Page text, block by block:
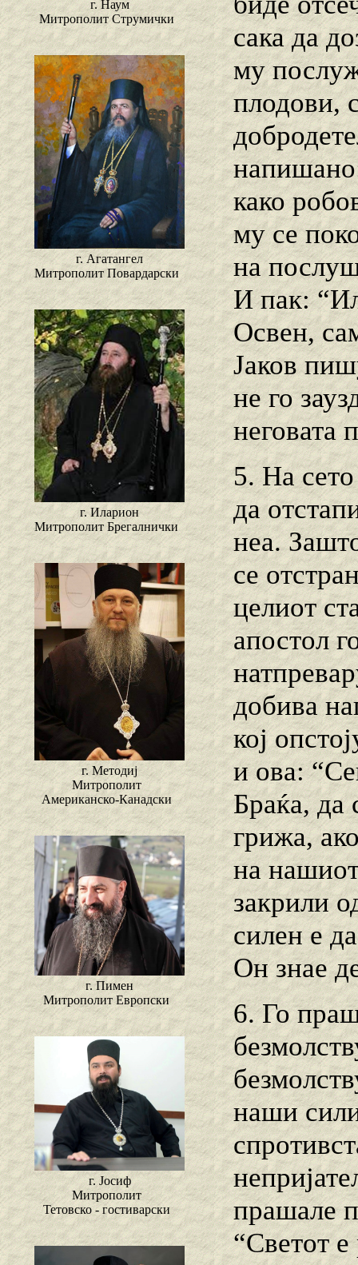
г. Наум
Митрополит Струмички
г. Агатангел
Митрополит Повардарски
г. Иларион
Митрополит Брегалнички
г. Методиј
Митрополит
Американско-Канадски
г. Пимен
Митрополит Европски
г. Јосиф
Митрополит
Тетовско - гостиварски
сака да
му
плодови,
како
му се
на
И пак:
Освен,
Јаков
не го
неговата
5. На
да
неа.
се
целиот
апостол
добива
кој
и ова:
Браќа, да
грижа,
на
закрили
силен е
Он знае
6. Го
наши
прашале
“Светот